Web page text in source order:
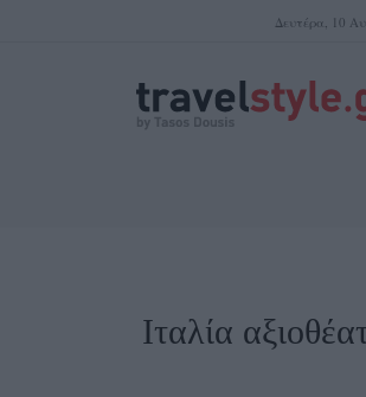
Δευτέρα, 10
Ιταλία